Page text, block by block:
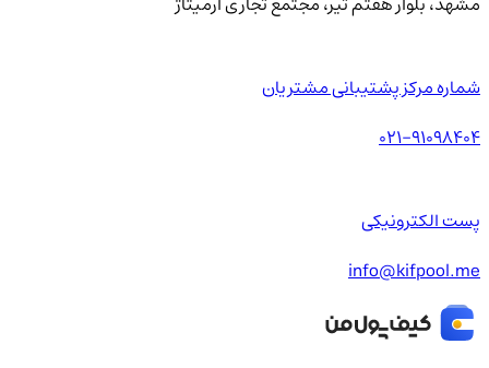
شماره مرکز پشتیبانی مشتریان
021-91098404
پست الکترونیکی
info@kifpool.me